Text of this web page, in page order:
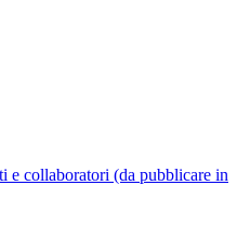
e collaboratori (da pubblicare in